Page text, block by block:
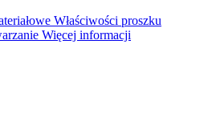
Właściwości proszku
Więcej informacji